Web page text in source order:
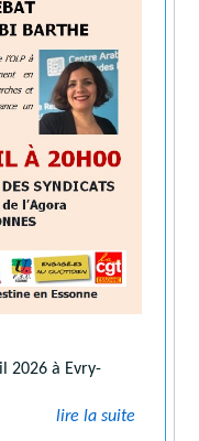
2026 à Evry-
lire la suite